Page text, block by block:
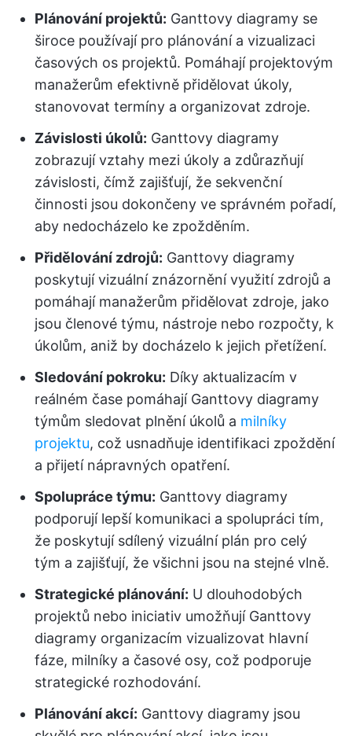
Plánování projektů: Ganttovy diagramy se
široce používají pro plánování a vizualizaci
časových os projektů. Pomáhají projektovým
manažerům efektivně přidělovat úkoly,
stanovovat termíny a organizovat zdroje.
Závislosti úkolů: Ganttovy diagramy
zobrazují vztahy mezi úkoly a zdůrazňují
závislosti, čímž zajišťují, že sekvenční
činnosti jsou dokončeny ve správném pořadí,
aby nedocházelo ke zpožděním.
Přidělování zdrojů: Ganttovy diagramy
poskytují vizuální znázornění využití zdrojů a
pomáhají manažerům přidělovat zdroje, jako
jsou členové týmu, nástroje nebo rozpočty, k
úkolům, aniž by docházelo k jejich přetížení.
Sledování pokroku: Díky aktualizacím v
reálném čase pomáhají Ganttovy diagramy
týmům sledovat plnění úkolů a milníky
projektu, což usnadňuje identifikaci zpoždění
a přijetí nápravných opatření.
Spolupráce týmu: Ganttovy diagramy
podporují lepší komunikaci a spolupráci tím,
že poskytují sdílený vizuální plán pro celý
tým a zajišťují, že všichni jsou na stejné vlně.
Strategické plánování: U dlouhodobých
projektů nebo iniciativ umožňují Ganttovy
diagramy organizacím vizualizovat hlavní
fáze, milníky a časové osy, což podporuje
strategické rozhodování.
Plánování akcí: Ganttovy diagramy jsou